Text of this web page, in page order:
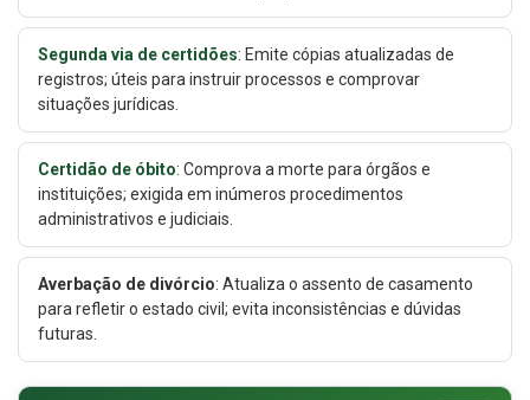
Segunda via de certidões: Emite cópias atualizadas de
registros; úteis para instruir processos e comprovar
situações jurídicas.
Certidão de óbito: Comprova a morte para órgãos e
instituições; exigida em inúmeros procedimentos
administrativos e judiciais.
Averbação de divórcio: Atualiza o assento de casamento
para refletir o estado civil; evita inconsistências e dúvidas
futuras.